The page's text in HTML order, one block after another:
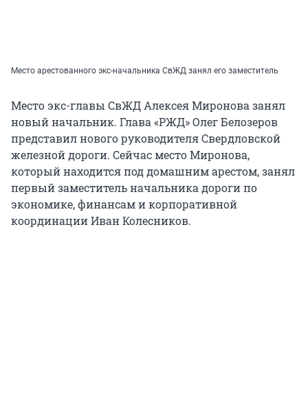
Место арестованного экс-начальника СвЖД занял его заместитель
Место экс-главы СвЖД Алексея Миронова занял
новый начальник. Глава «РЖД» Олег Белозеров
представил нового руководителя Свердловской
железной дороги. Сейчас место Миронова,
который находится под домашним арестом, занял
первый заместитель начальника дороги по
экономике, финансам и корпоративной
координации Иван Колесников.